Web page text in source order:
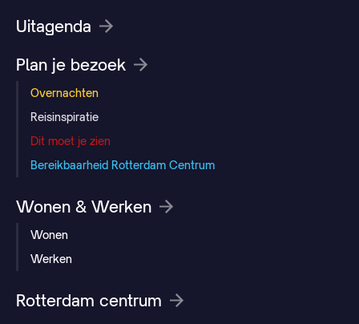
Uitagenda
Plan je bezoek
Overnachten
Reisinspiratie
Dit moet je zien
Bereikbaarheid Rotterdam Centrum
Wonen & Werken
Wonen
Werken
Rotterdam centrum